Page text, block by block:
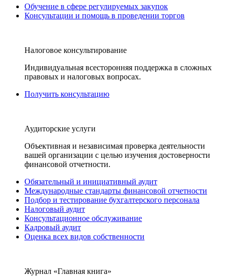
Обучение в сфере регулируемых закупок
Консультации и помощь в проведении торгов
Налоговое консультирование
Индивидуальная всесторонняя поддержка в сложных
правовых и налоговых вопросах.
Получить консультацию
Аудиторские услуги
Объективная и независимая проверка деятельности
вашей организации с целью изучения достоверности
финансовой отчетности.
Обязательный и инициативный аудит
Международные стандарты финансовой отчетности
Подбор и тестирование бухгалтерского персонала
Налоговый аудит
Консультационное обслуживание
Кадровый аудит
Оценка всех видов собственности
Журнал «Главная книга»